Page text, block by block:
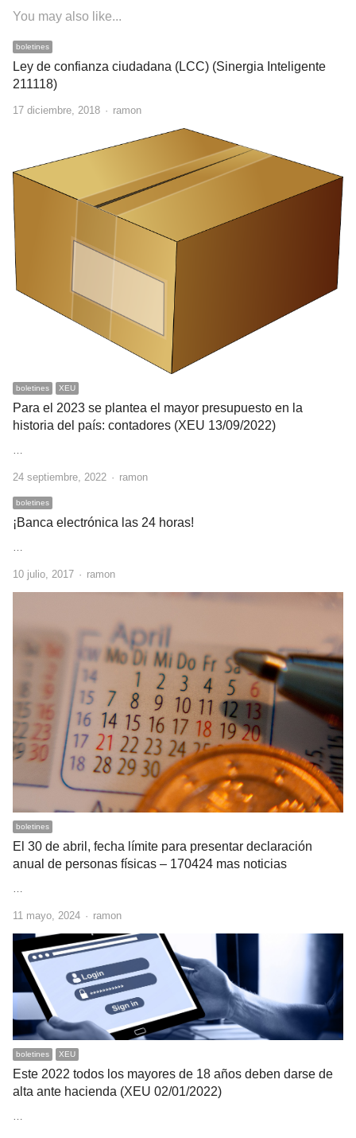
You may also like...
boletines
Ley de confianza ciudadana (LCC) (Sinergia Inteligente
211118)
17 diciembre, 2018 Author
ramon
boletines XEU
Para el 2023 se plantea el mayor presupuesto en la
historia del país: contadores (XEU 13/09/2022)
24 septiembre, 2022 Author
ramon
boletines
¡Banca electrónica las 24 horas!
10 julio, 2017 Author
ramon
boletines
El 30 de abril, fecha límite para presentar declaración
anual de personas físicas – 170424 mas noticias
…
11 mayo, 2024 Author
ramon
boletines XEU
Este 2022 todos los mayores de 18 años deben darse de
alta ante hacienda (XEU 02/01/2022)